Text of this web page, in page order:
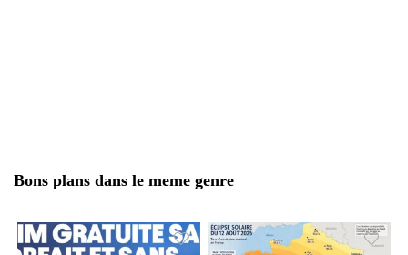
Bons plans dans le meme genre